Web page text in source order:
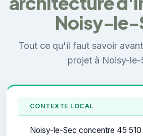
Noisy-le-
Tout ce qu'il faut savoir
projet à Noisy-le-
CONTEXTE LOCAL
Noisy-le-Sec concentre 45 510